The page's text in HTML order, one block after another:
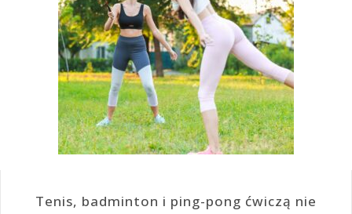
Tenis, badminton i ping-pong ćwiczą nie